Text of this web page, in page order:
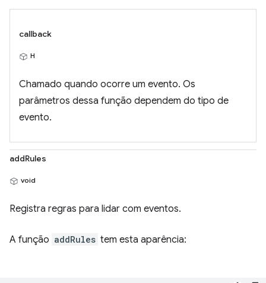
callback
H
Chamado quando ocorre um evento. Os
parâmetros dessa função dependem do tipo de
evento.
addRules
void
Registra regras para lidar com eventos.
A função addRules tem esta aparência: